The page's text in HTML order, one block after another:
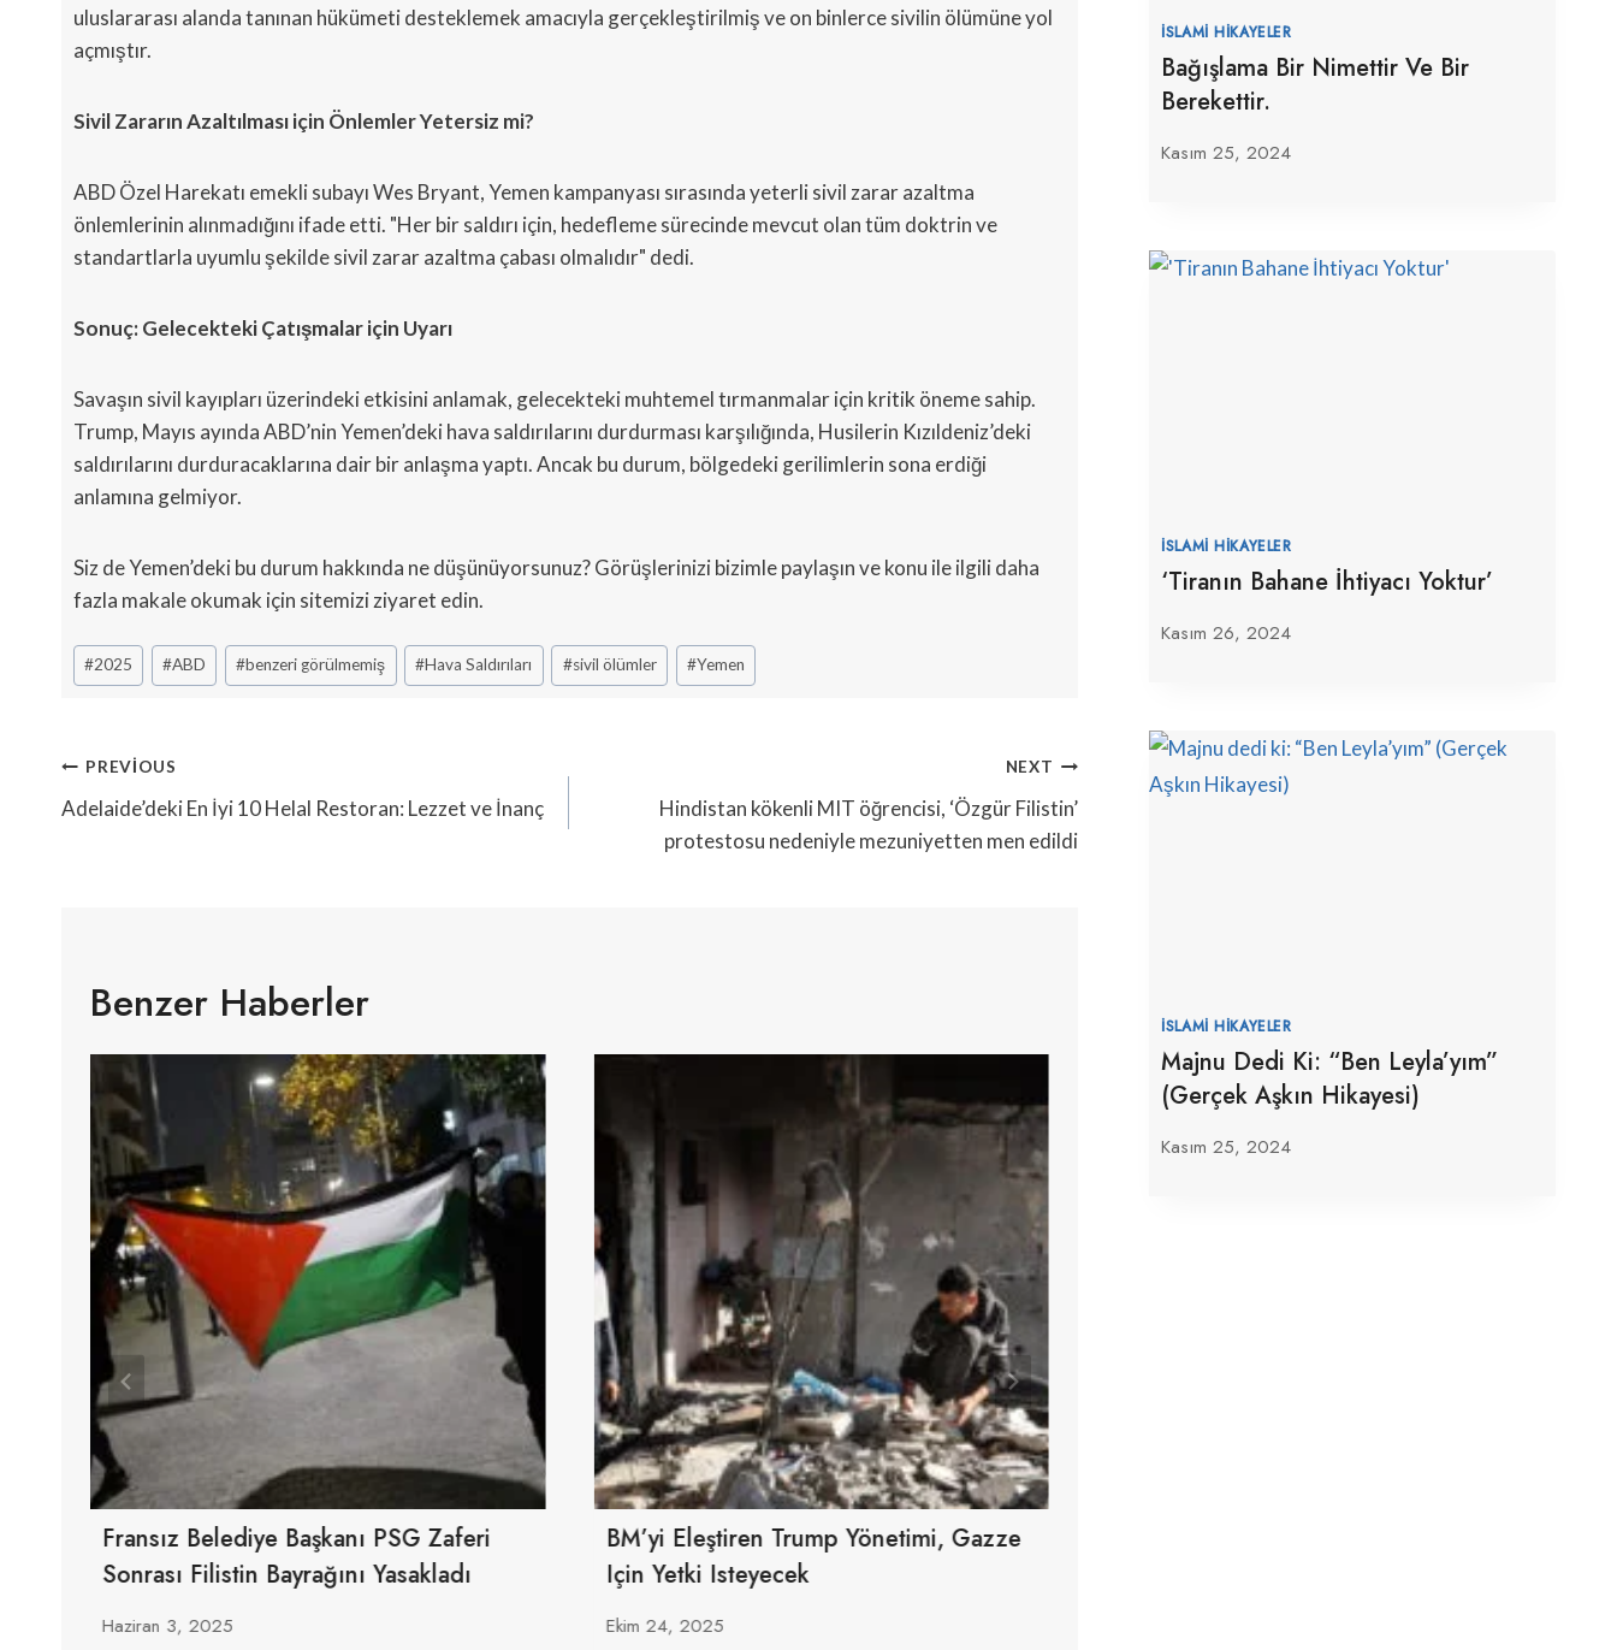
uluslararası alanda tanınan hükümeti desteklemek amacıyla gerçekleştirilmiş ve on binlerce sivilin ölümüne yol
açmıştır.
Sivil Zararın Azaltılması için Önlemler Yetersiz mi?
ABD Özel Harekatı emekli subayı Wes Bryant, Yemen kampanyası sırasında yeterli sivil zarar azaltma
önlemlerinin alınmadığını ifade etti. "Her bir saldırı için, hedefleme sürecinde mevcut olan tüm doktrin ve
standartlarla uyumlu şekilde sivil zarar azaltma çabası olmalıdır" dedi.
Sonuç: Gelecekteki Çatışmalar için Uyarı
Savaşın sivil kayıpları üzerindeki etkisini anlamak, gelecekteki muhtemel tırmanmalar için kritik öneme sahip.
Trump, Mayıs ayında ABD’nin Yemen’deki hava saldırılarını durdurması karşılığında, Husilerin Kızıldeniz’deki
saldırılarını durduracaklarına dair bir anlaşma yaptı. Ancak bu durum, bölgedeki gerilimlerin sona erdiği
anlamına gelmiyor.
Siz de Yemen’deki bu durum hakkında ne düşünüyorsunuz? Görüşlerinizi bizimle paylaşın ve konu ile ilgili daha
fazla makale okumak için sitemizi ziyaret edin.
Post
Tags:
#2025 #ABD #benzeri görülmemiş #Hava Saldırıları #sivil ölümler #Yemen
Yazı
Gezinmesi
PREVIOUS
Adelaide’deki En İyi 10 Helal Restoran: Lezzet ve İnanç
NEXT
Hindistan kökenli MIT öğrencisi, ‘Özgür Filistin’
protestosu nedeniyle mezuniyetten men edildi
Benzer Haberler
Fransız Belediye Başkanı PSG Zaferi
Sonrası Filistin Bayrağını Yasakladı
Haziran 3, 2025
BM’yi Eleştiren Trump Yönetimi, Gazze
Için Yetki Isteyecek
Ekim 24, 2025
İSLAMI HIKAYELER
Bağışlama Bir Nimettir Ve Bir
Berekettir.
Kasım 25, 2024
İSLAMI HIKAYELER
‘Tiranın Bahane İhtiyacı Yoktur’
Kasım 26, 2024
İSLAMI HIKAYELER
Majnu Dedi Ki: “Ben Leyla’yım”
(Gerçek Aşkın Hikayesi)
Kasım 25, 2024